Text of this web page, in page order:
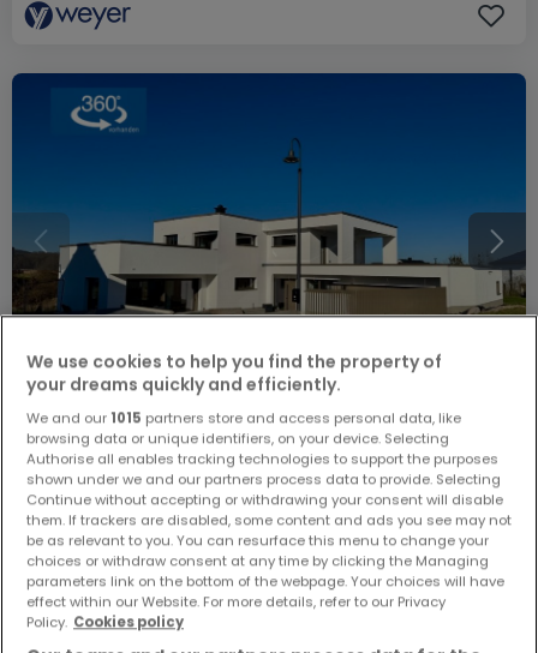
Haus 5 Zimmer zum Kauf in Hetzerath
1.050.000 €
210 m² 5 4 1
We use cookies to help you find the property of
your dreams quickly and efficiently.
We and our 1015 partners store and access personal data, like
browsing data or unique identifiers, on your device. Selecting
Authorise all enables tracking technologies to support the purposes
shown under we and our partners process data to provide. Selecting
Continue without accepting or withdrawing your consent will disable
them. If trackers are disabled, some content and ads you see may not
be as relevant to you. You can resurface this menu to change your
choices or withdraw consent at any time by clicking the Managing
parameters link on the bottom of the webpage. Your choices will have
effect within our Website. For more details, refer to our Privacy
Policy. Cookies policy